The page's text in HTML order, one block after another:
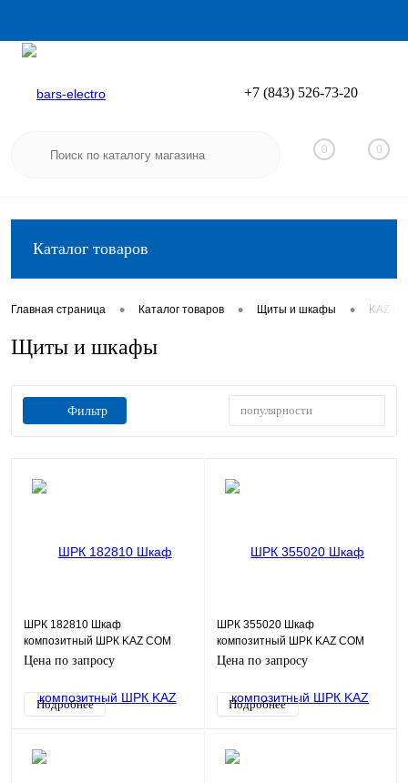
Вход
+7 (843) 526-73-20
0 0
Каталог товаров
Главная страница • Каталог товаров • Щиты и шкафы • KAZ
Щиты и шкафы
Фильтр популярности
ШРК 182810 Шкаф
композитный ШРК KAZ COM
(пластик), IP65, 180х280х100
Цена по запросу
Подробнее
ШРК 355020 Шкаф
композитный ШРК KAZ COM
(пластик), IP65, 350х500х200
Цена по запросу
Подробнее